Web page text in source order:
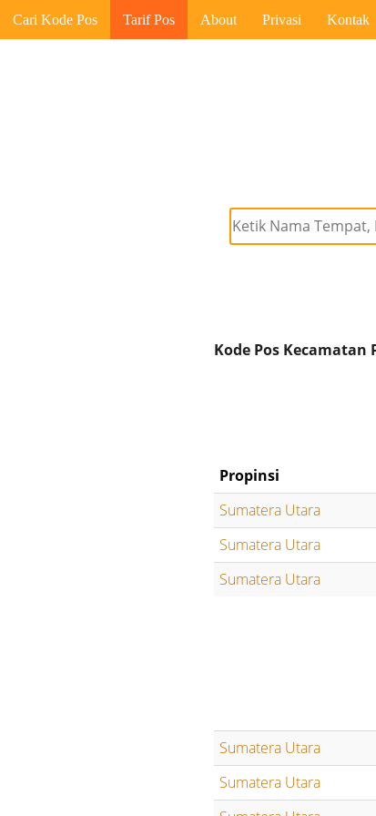
Cari Kode Pos Tarif Pos About Privasi Kontak
Kode Pos
Propinsi
Sumatera Utara
Sumatera Utara
Sumatera Utara
Sumatera Utara
Sumatera Utara